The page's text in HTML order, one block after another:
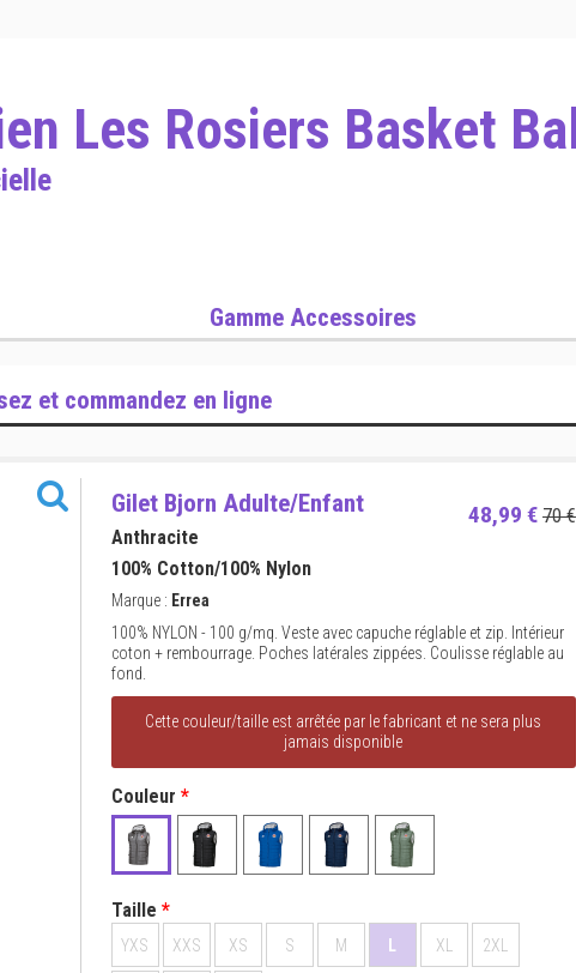
Les Rosiers Basket Ball
Gamme Accessoires
et commandez en ligne
Gilet Bjorn Adulte/Enfant 48,99 € 70 €
Anthracite
100% Cotton/100% Nylon
Marque : Errea
100% NYLON - 100 g/mq. Veste avec capuche réglable et zip. Intérieur
coton + rembourrage. Poches latérales zippées. Coulisse réglable au
fond.
Cette couleur/taille est arrêtée par le fabricant et ne sera plus
jamais disponible
Couleur *
Taille *
YXS XXS XS S M L XL 2XL